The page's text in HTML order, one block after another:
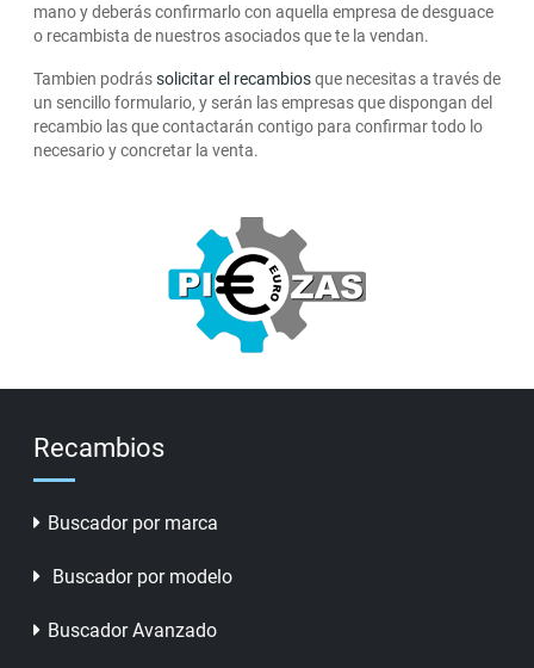
mano y deberás confirmarlo con aquella empresa de desguace
o recambista de nuestros asociados que te la vendan.
Tambien podrássolicitar el recambiosque necesitas a través de
un sencillo formulario, y serán las empresas que dispongan del
recambio las que contactarán contigo para confirmar todo lo
necesario y concretar la venta.
Recambios
Buscador por marca
Buscador por modelo
Buscador Avanzado